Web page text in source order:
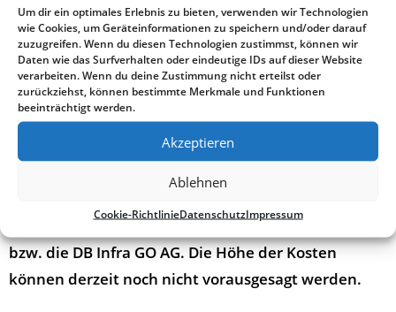
Um dir ein optimales Erlebnis zu bieten, verwenden wir Technologien
wie Cookies, um Geräteinformationen zu speichern und/oder darauf
zuzugreifen. Wenn du diesen Technologien zustimmst, können wir
Daten wie das Surfverhalten oder eindeutige IDs auf dieser Website
verarbeiten. Wenn du deine Zustimmung nicht erteilst oder
zurückziehst, können bestimmte Merkmale und Funktionen
beeinträchtigt werden.
Akzeptieren
Ablehnen
Cookie-RichtlinieDatenschutzImpressum
Mit Hochdruck
Sowohl die Straßenbauverwaltung als auch die
DB InfraGO AG als Brückeneignerin arbeiten mit
Hochdruck an einer schnellen Reparatur: Es werden
ab Januar Sanierungsarbeiten am Gehwegbelag
sowie Sicherungsmaßnahmen an der
Tragkonstruktion (unterhalb der Brücke) durch den
die kurzfristige Sanierungsarbeiten trägt der Bund
bzw. die DB Infra GO AG. Die Höhe der Kosten
können derzeit noch nicht vorausgesagt werden.